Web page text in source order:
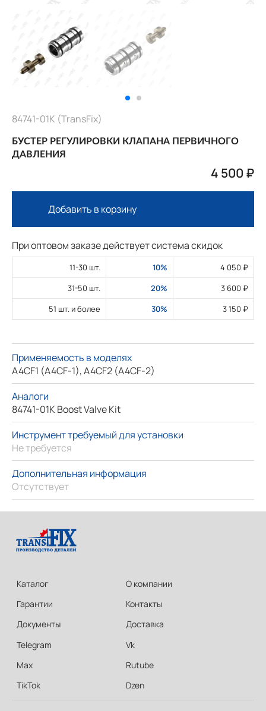
84741-01K (TransFix)
БУСТЕР РЕГУЛИРОВКИ КЛАПАНА ПЕРВИЧНОГО
ДАВЛЕНИЯ
4 500 ₽
Добавить в корзину
При оптовом заказе действует система скидок
11-30 шт. 10%
4 050 ₽
31-50 шт.
20%
3 600 ₽
51 шт. и более
30% 3 150 ₽
Применяемость в моделях
A4CF1 (A4CF-1), A4CF2 (A4CF-2)
Аналоги
84741-01K Boost Valve Kit
Инструмент требуемый для установки
Не требуется
Дополнительная информация
Отсутствует
Каталог
Гарантии
Документы
О компании
Контакты
Доставка
Telegram
Max
TikTok
Vk
Rutube
Dzen